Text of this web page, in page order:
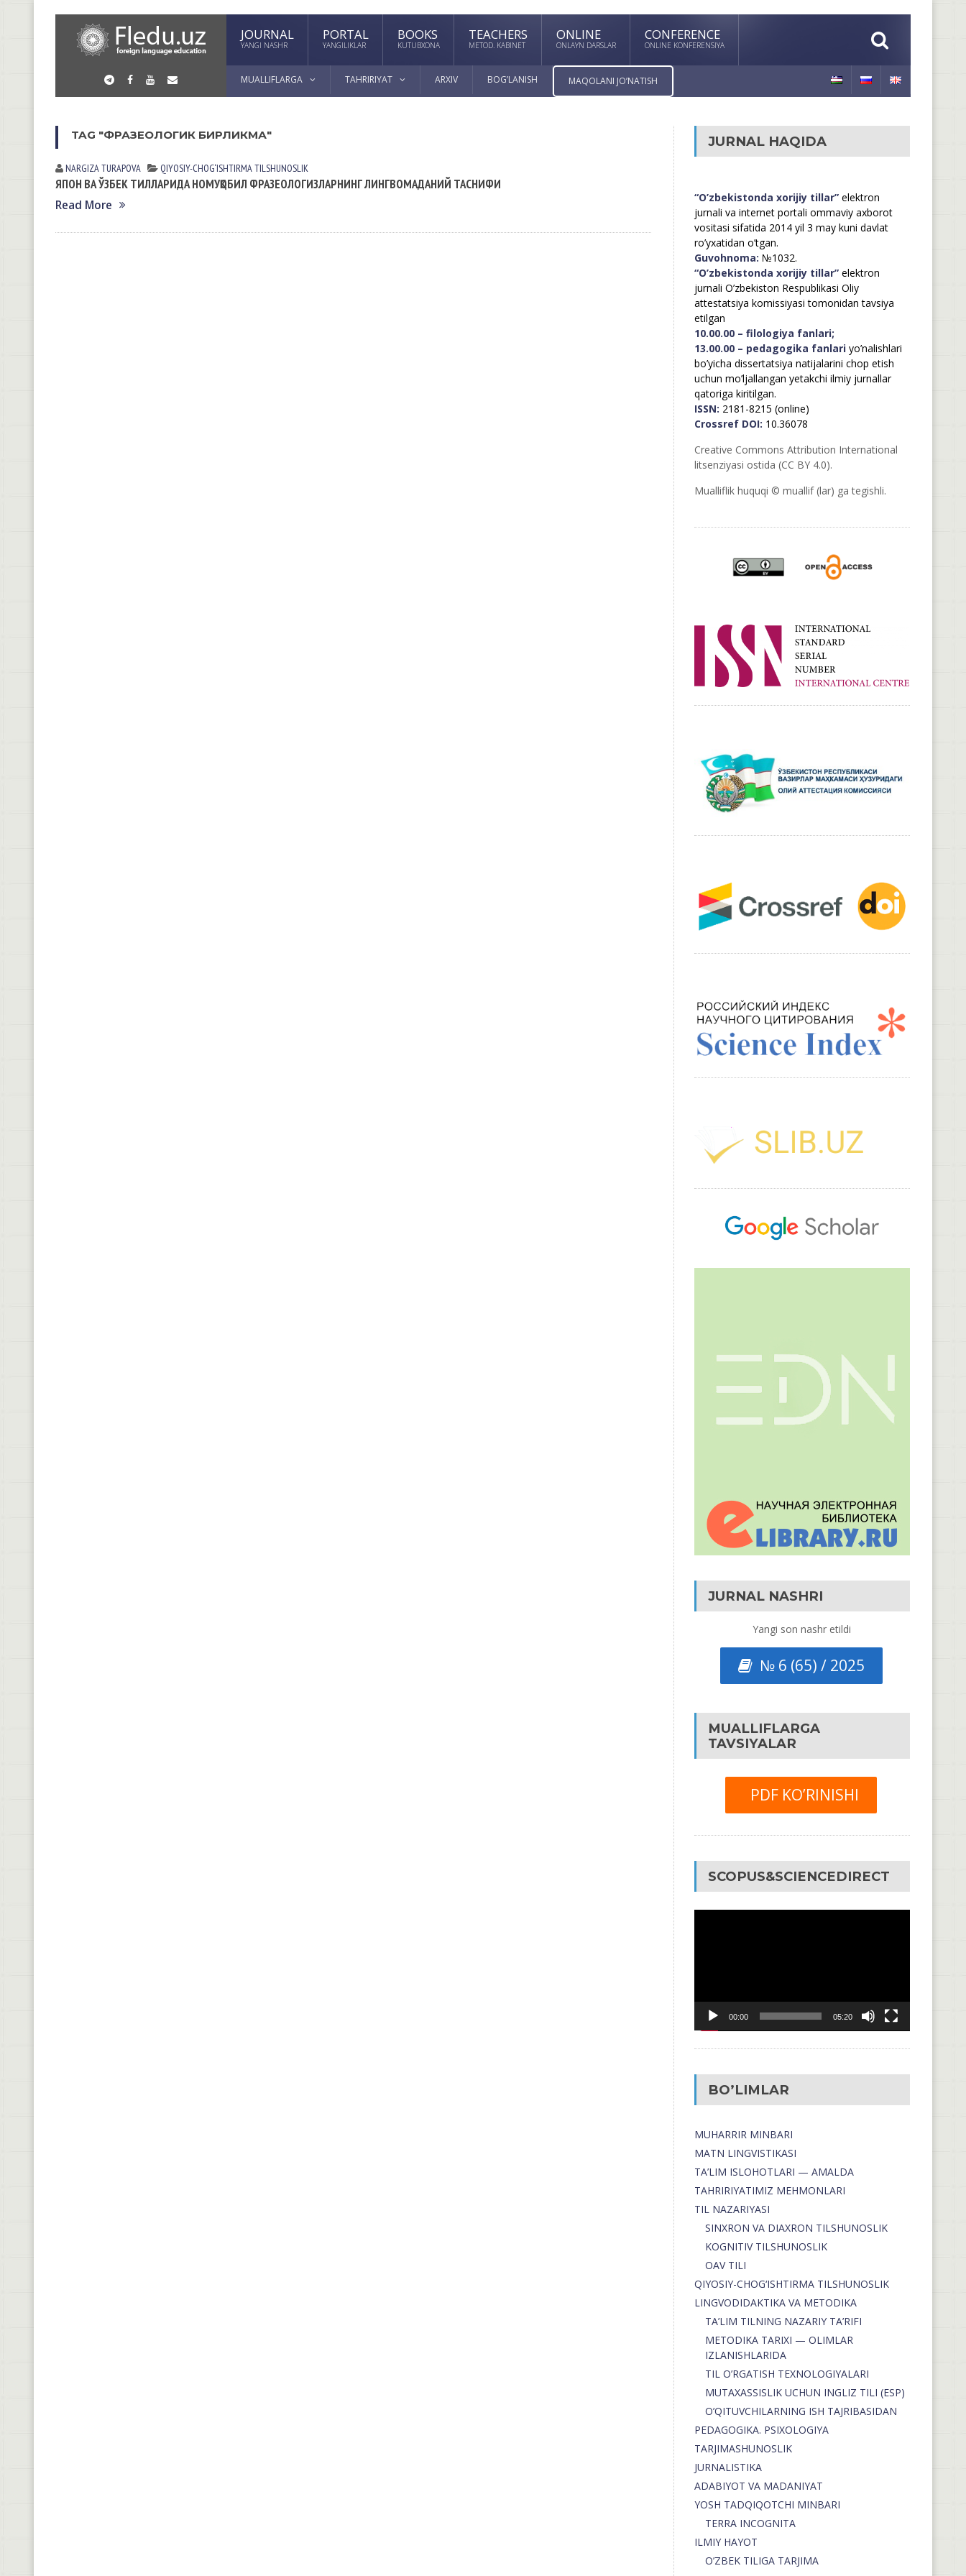
JOURNAL
YANGI NASHR
PORTAL
YANGILIKLAR
BOOKS
KUTUBXONA
TEACHERS
METOD. KABINET
ONLINE
ONLAYN DARSLAR
CONFERENCE
ONLINE KONFERENSIYA
MUALLIFLARGA TAHRIRIYAT ARXIV BOG’LANISH MAQOLANI JO’NATISH
TAG "ФРАЗЕОЛОГИК БИРЛИКМА"
NARGIZA TURАPOVА QIYOSIY-CHOG‘ISHTIRMA TILSHUNOSLIK
ЯПОН ВА ЎЗБЕК ТИЛЛАРИДА НОМУҚОБИЛ ФРАЗЕОЛОГИЗЛАРНИНГ ЛИНГВОМАДАНИЙ ТАСНИФИ
Read More
JURNAL HAQIDA
“O’zbekistonda xorijiy tillar”elektron
jurnali va internet portali ommaviy axborot
vositasi sifatida 2014 yil 3 may kuni davlat
ro’yxatidan o’tgan.
Guvohnoma: №1032.
“O’zbekistonda xorijiy tillar”elektron
jurnali O’zbekiston Respublikasi Oliy
attestatsiya komissiyasi tomonidan tavsiya
etilgan
10.00.00 – filologiya fanlari;
13.00.00 – pedagogika fanlariyo’nalishlari
bo’yicha dissertatsiya natijalarini chop etish
uchun mo’ljallangan yetakchi ilmiy jurnallar
qatoriga kiritilgan.
ISSN: 2181-8215 (online)
Crossref DOI: 10.36078
Creative Commons Attribution International
litsenziyasi ostida (CC BY 4.0).
Mualliflik huquqi © muallif (lar) ga tegishli.
JURNAL NASHRI
Yangi son nashr etildi
№ 6 (65) / 2025
MUALLIFLARGA
TAVSIYALAR
PDF KO’RINISHI
SCOPUS&SCIENCEDIRECT
00:00 05:20
BO’LIMLAR
MUHARRIR MINBARI
MATN LINGVISTIKASI
TA’LIM ISLOHOTLARI — AMALDA
TAHRIRIYATIMIZ MEHMONLARI
TIL NAZARIYASI
SINXRON VA DIAXRON TILSHUNOSLIK
KOGNITIV TILSHUNOSLIK
OAV TILI
QIYOSIY-CHOG‘ISHTIRMA TILSHUNOSLIK
LINGVODIDAKTIKA VA METODIKA
TA’LIM TILNING NAZARIY TA’RIFI
METODIKA TARIXI — OLIMLAR
IZLANISHLARIDA
TIL O’RGATISH TEXNOLOGIYALARI
MUTAXASSISLIK UCHUN INGLIZ TILI (ESP)
O’QITUVCHILARNING ISH TAJRIBASIDAN
PEDAGOGIKA. PSIXOLOGIYA
TARJIMASHUNOSLIK
JURNALISTIKA
ADABIYOT VA MADANIYAT
YOSH TADQIQOTCHI MINBARI
TERRA INCOGNITA
ILMIY HAYOT
O’ZBEK TILIGA TARJIMA